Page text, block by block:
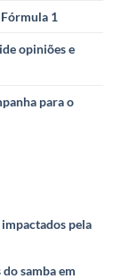
Fórmula 1
opiniões e
para o
pela
samba em